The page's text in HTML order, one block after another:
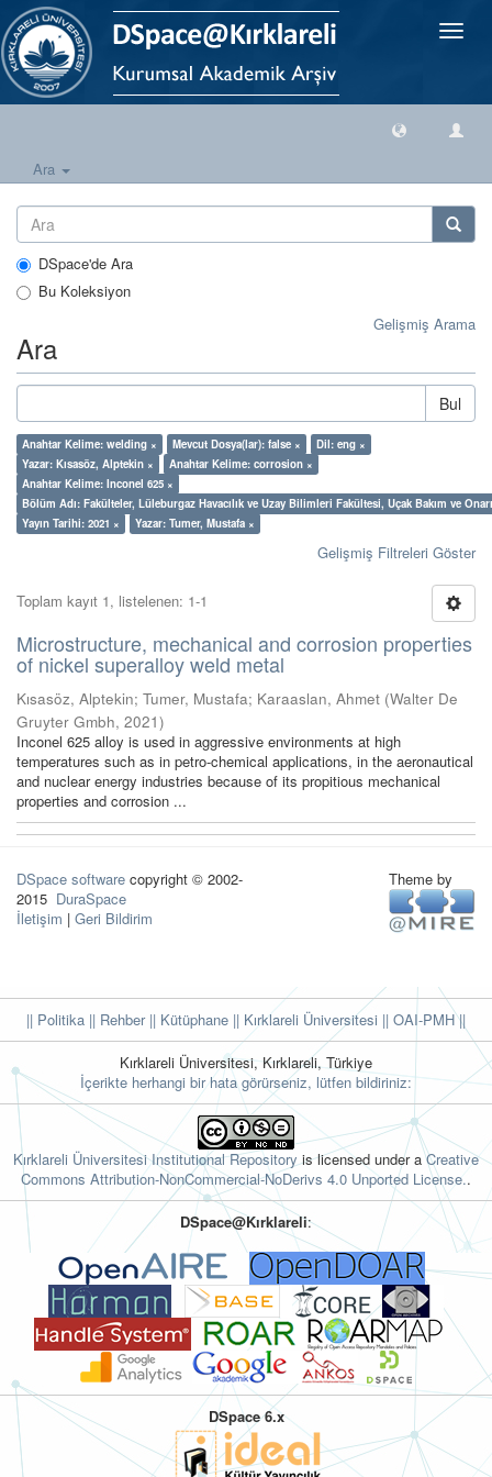
Geçiş
Ara
DSpace'de Ara
Bu Koleksiyon
Gelişmiş Arama
Ara
Bul
Anahtar Kelime: welding × Mevcut Dosya(lar): false ×
Dil: eng ×
Yazar: Kısasöz, Alptekin ×
Anahtar Kelime: corrosion ×
Anahtar Kelime: Inconel 625 ×
Bölüm Adı: Fakülteler, Lüleburgaz Havacılık ve Uzay Bilimleri Fakültesi, Uçak Bakım ve
Yayın Tarihi: 2021 ×
Yazar: Tumer, Mustafa ×
Gelişmiş Filtreleri Göster
Toplam kayıt 1, listelenen: 1-1
Microstructure, mechanical and corrosion properties
of nickel superalloy weld metal
Kısasöz, Alptekin; Tumer, Mustafa; Karaaslan, Ahmet (Walter De
Gruyter Gmbh, 2021)
Inconel 625 alloy is used in aggressive environments at high
temperatures such as in petro-chemical applications, in the aeronautical
and nuclear energy industries because of its propitious mechanical
properties and corrosion ...
DSpace software copyright © 2002-
2015 DuraSpace
İletişim | Geri Bildirim
Theme by
|| Politika || Rehber|| Kütüphane || Kırklareli Üniversitesi || OAI-PMH ||
Kırklareli Üniversitesi, Kırklareli, Türkiye
İçerikte herhangi bir hata görürseniz, lütfen bildiriniz:
Kırklareli Üniversitesi Institutional Repositoryis licensed under aCreative
Commons Attribution-NonCommercial-NoDerivs 4.0 Unported License..
DSpace@Kırklareli:
DSpace 6.x